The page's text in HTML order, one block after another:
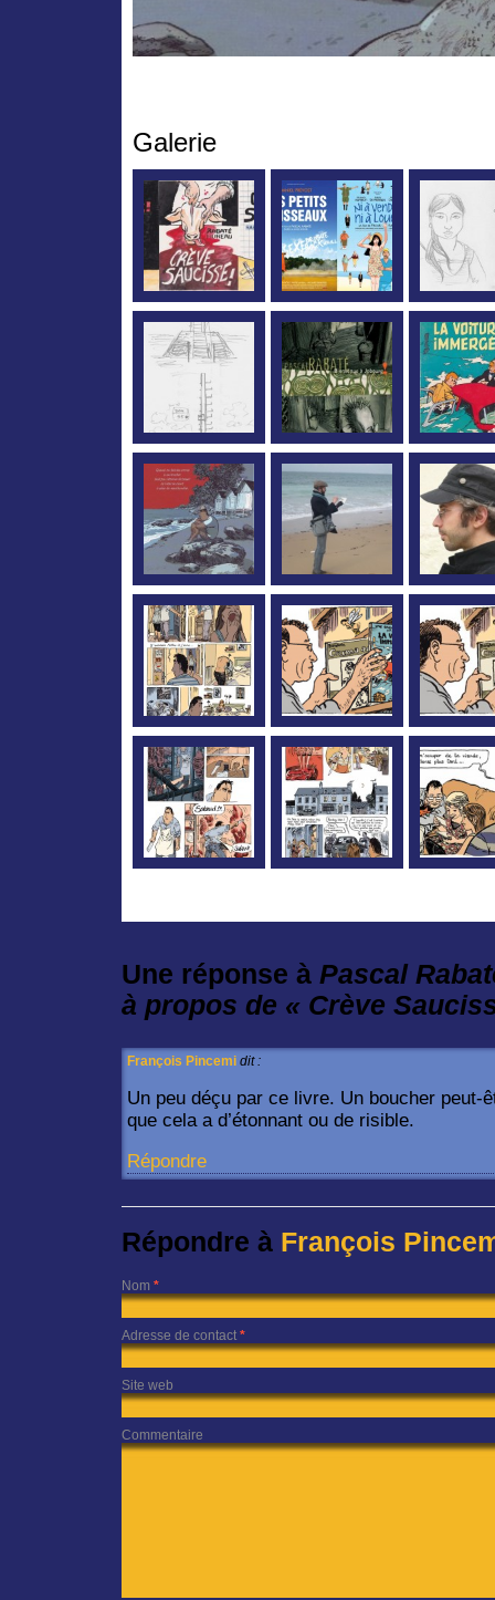
Galerie
Une réponse à Pascal
à propos de « Crève
François Pincemi dit :
Un peu déçu par ce livre. Un boucher peut-
que cela a d’étonnant ou de risible.
Répondre
Répondre à François
Nom *
Adresse de contact *
Site web
Commentaire